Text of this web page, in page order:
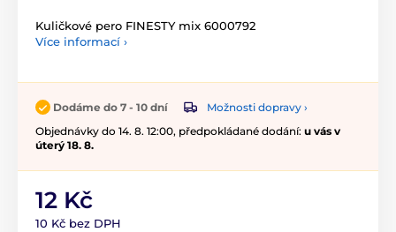
Kuličkové pero FINESTY mix 6000792
Více informací ›
Dodáme do 7 - 10 dní
Možnosti dopravy ›
Objednávky do 14. 8. 12:00, předpokládané dodání: u vás v
úterý 18. 8.
12 Kč
10 Kč bez DPH